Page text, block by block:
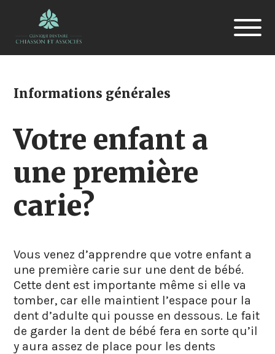
Informations générales
Votre enfant a
une première
carie?
Vous venez d’apprendre que votre enfant a
une première carie sur une dent de bébé.
Cette dent est importante même si elle va
tomber, car elle maintient l’espace pour la
dent d’adulte qui pousse en dessous. Le fait
de garder la dent de bébé fera en sorte qu’il
y aura assez de place pour les dents